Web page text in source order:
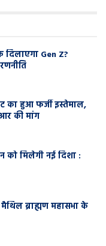
दिलाएगा Gen Z?
का हुआ फर्जी इस्तेमाल,
की मांग
मिलेगी नई दिशा :
ब्राह्मण महासभा के